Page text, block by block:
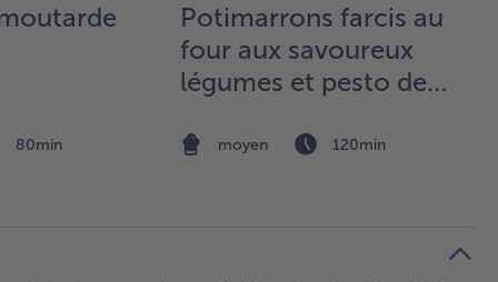
80min
Potimarrons farcis au
four aux savoureux
légumes et pesto de
moyen 120min